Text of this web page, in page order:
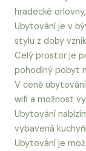
hradecké
Ubytování je v
stylu z doby
Celý prostor je
pohodlný pobyt
V ceně
wifi a možnost
Ubytování
vybavená
Ubytování je